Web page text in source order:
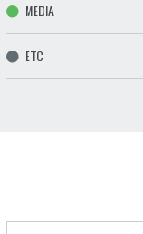
MEDIA
ETC